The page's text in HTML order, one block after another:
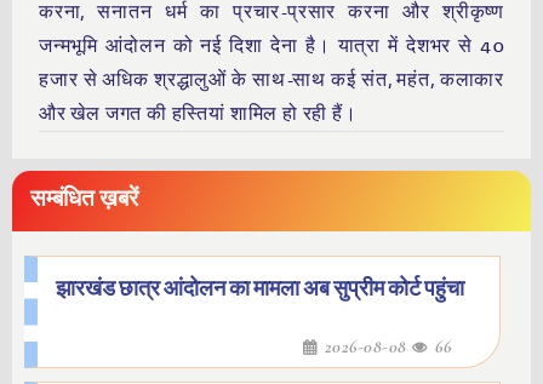
करना, सनातन धर्म का प्रचार-प्रसार करना और श्रीकृष्ण
जन्मभूमि आंदोलन को नई दिशा देना है। यात्रा में देशभर से 40
हजार से अधिक श्रद्धालुओं के साथ-साथ कई संत, महंत, कलाकार
और खेल जगत की हस्तियां शामिल हो रही हैं।
सम्बंधित ख़बरें
झारखंड छात्र आंदोलन का मामला अब सुप्रीम कोर्ट पहुंचा
2026-08-08 66